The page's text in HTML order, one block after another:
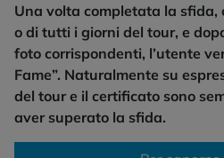
Una volta completata la
o di tutti i giorni del tour, e
foto corrispondenti, l’utente
Fame”. Naturalmente su
del tour e il certificato sono
aver superato la sfida.